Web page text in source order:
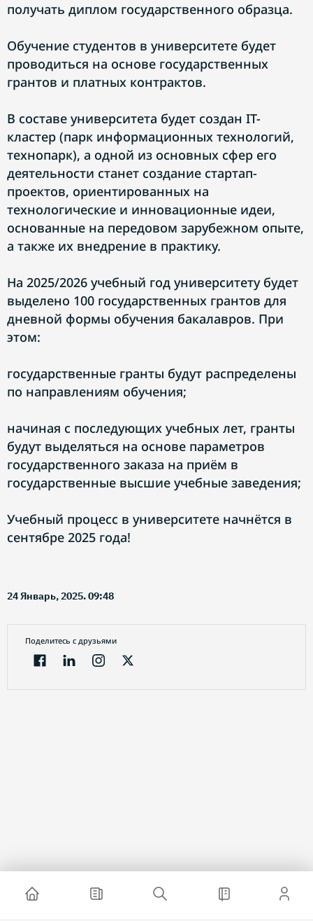
получать диплом государственного образца.
Обучение студентов в университете будет
проводиться на основе государственных
грантов и платных контрактов.
В составе университета будет создан IT-
кластер (парк информационных технологий,
технопарк), а одной из основных сфер его
деятельности станет создание стартап-
проектов, ориентированных на
технологические и инновационные идеи,
основанные на передовом зарубежном опыте,
а также их внедрение в практику.
На 2025/2026 учебный год университету будет
выделено 100 государственных грантов для
дневной формы обучения бакалавров. При
этом:
государственные гранты будут распределены
по направлениям обучения;
начиная с последующих учебных лет, гранты
будут выделяться на основе параметров
государственного заказа на приём в
государственные высшие учебные заведения;
Учебный процесс в университете начнётся в
сентябре 2025 года!
24 Январь, 2025. 09:48
Поделитесь с друзьями